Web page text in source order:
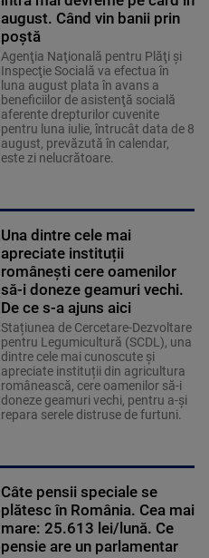
august. Când vin banii prin
poștă
Agenţia Naţională pentru Plăţi şi
Inspecţie Socială va efectua în
luna august plata în avans a
beneficiilor de asistenţă socială
aferente drepturilor cuvenite
pentru luna iulie, întrucât data de 8
august, prevăzută în calendar,
este zi nelucrătoare.
Una dintre cele mai
apreciate instituții
românești cere oamenilor
să-i doneze geamuri vechi.
De ce s-a ajuns aici
Stațiunea de Cercetare-Dezvoltare
pentru Legumicultură (SCDL), una
dintre cele mai cunoscute și
apreciate instituții din agricultura
românească, cere oamenilor să-i
doneze geamuri vechi, pentru a-și
repara serele distruse de furtuni.
Câte pensii speciale se
plătesc în România. Cea mai
mare: 25.613 lei/lună. Ce
pensie are un parlamentar